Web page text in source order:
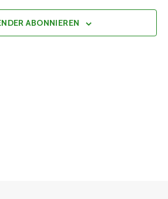
ABONNIEREN